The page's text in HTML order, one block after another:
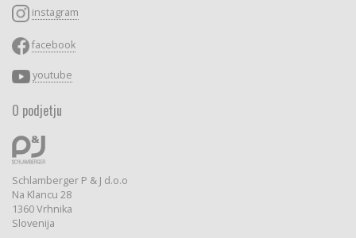
instagram
facebook
youtube
O podjetju
Schlamberger P & J d.o.o
Na Klancu 28
1360 Vrhnika
Slovenija